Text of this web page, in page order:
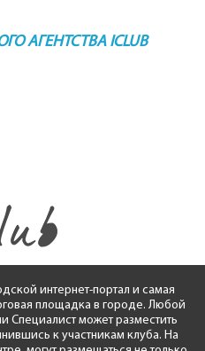
АГЕНТСТВА ICLUB
интернет-портал и самая
площадка в городе. Любой
Специалист может разместить
к участникам клуба. На